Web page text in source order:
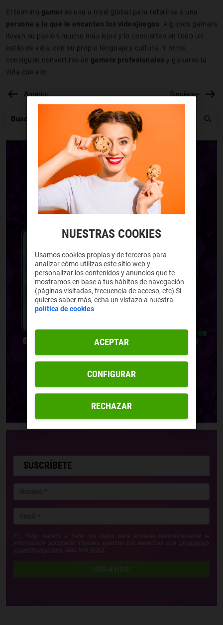
El término gamer se usa a nivel global para referirse a una
persona a la que le encantan los videojuegos . Algunos gamers
llevan su pasión mucho más lejos y lo convierten en todo un
estilo de vida, con su propio lenguaje y cultura. Y otros,
consiguen convertirse en gamers profesionales y ganarse la
vida con ello.
Anterior Siguiente
SUSCRÍBETE
En Yoigo vamos a tratar tus datos para enviarte periódicamente la
información solicitada. Puedes ejercitar tus derechos con privacidad-
yoigo@yoigo.com . Más Info AQUÍ
¡SÍGUENOS!
NUESTRAS COOKIES
Usamos cookies propias y de terceros para
analizar cómo utilizas este sitio web y
personalizar los contenidos y anuncios que te
mostramos en base a tus hábitos de navegación
(páginas visitadas, frecuencia de acceso, etc) Si
quieres saber más, echa un vistazo a nuestra
política de cookies
RECHAZAR
ACEPTAR
CONFIGURAR